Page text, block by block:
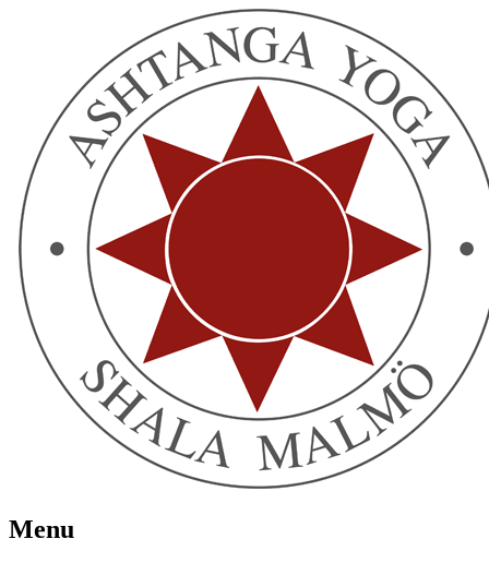
Ashtanga Yoga Shala Malmö
Yoga Malmö
Menu